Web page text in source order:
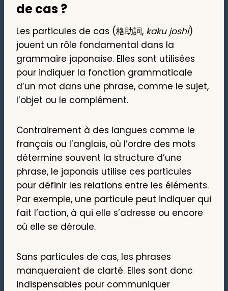
de cas ?
Les particules de cas (格助詞, kaku joshi)
jouent un rôle fondamental dans la
grammaire japonaise. Elles sont utilisées
pour indiquer la fonction grammaticale
d’un mot dans une phrase, comme le sujet,
l’objet ou le complément.
Contrairement à des langues comme le
français ou l’anglais, où l’ordre des mots
détermine souvent la structure d’une
phrase, le japonais utilise ces particules
pour définir les relations entre les éléments.
Par exemple, une particule peut indiquer qui
fait l’action, à qui elle s’adresse ou encore
où elle se déroule.
Sans particules de cas, les phrases
manqueraient de clarté. Elles sont donc
indispensables pour communiquer